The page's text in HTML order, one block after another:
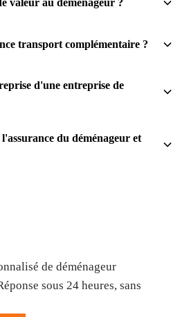
valeur au déménageur ?
transport complémentaire ?
d'une entreprise de
du déménageur et
de déménageur
sous 24 heures, sans